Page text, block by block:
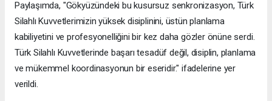
Paylaşımda, "Gökyüzündeki bu kusursuz senkronizasyon, Türk
Silahlı Kuvvetlerimizin yüksek disiplinini, üstün planlama
kabiliyetini ve profesyonelliğini bir kez daha gözler önüne serdi.
Türk Silahlı Kuvvetlerinde başarı tesadüf değil, disiplin, planlama
ve mükemmel koordinasyonun bir eseridir." ifadelerine yer
verildi.